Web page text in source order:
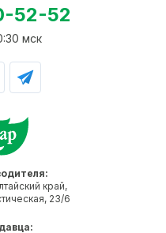
край,
23/6
52-52
мск